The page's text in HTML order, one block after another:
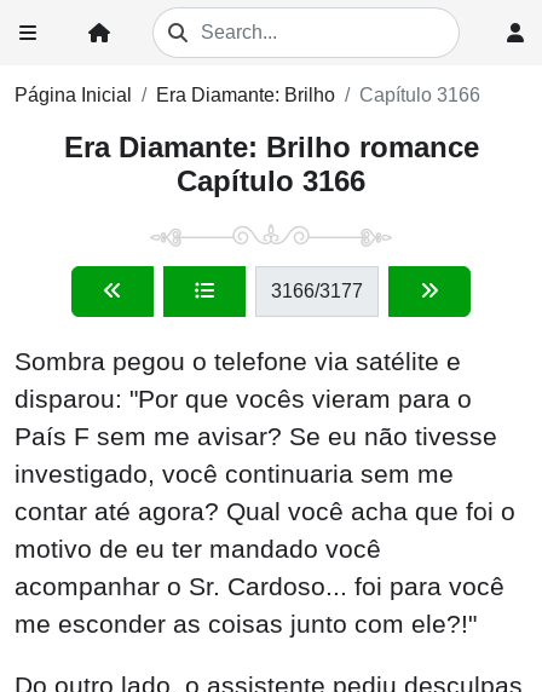
Página Inicial Era Diamante: Brilho Capítulo 3166
Era Diamante: Brilho romance
Capítulo 3166
3166/3177
Sombra pegou o telefone via satélite e
disparou: "Por que vocês vieram para o
País F sem me avisar? Se eu não tivesse
investigado, você continuaria sem me
contar até agora? Qual você acha que foi o
motivo de eu ter mandado você
acompanhar o Sr. Cardoso... foi para você
me esconder as coisas junto com ele?!"
Do outro lado, o assistente pediu desculpas